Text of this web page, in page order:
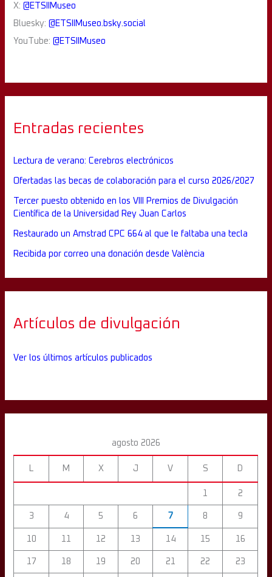
X:@ETSIIMuseo
Bluesky:@ETSIIMuseo.bsky.social
YouTube:@ETSIIMuseo
Entradas recientes
Lectura de verano: Cerebros electrónicos
Ofertadas las becas de colaboración para el curso 2026/2027
Tercer puesto obtenido en los VIII Premios de Divulgación
Científica de la Universidad Rey Juan Carlos
Restaurado un Amstrad CPC 664 al que le faltaba una tecla
Recibida por correo una donación desde València
Artículos de divulgación
Ver los últimos artículos publicados
agosto 2026
L M X J V S D
1 2
3 4 5 6 7 8 9
10 11 12 13 14 15 16
17 18 19 20 21 22 23